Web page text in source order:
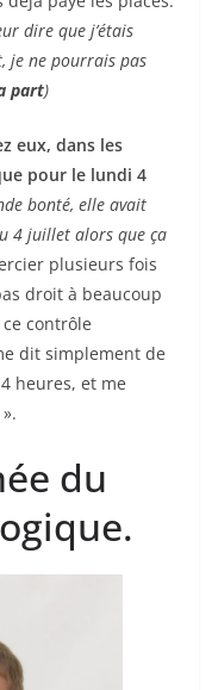
dire que j’étais
je ne pourrais pas
part)
eux, dans les
pour le lundi 4
bonté, elle avait
4 juillet alors que ça
plusieurs fois
droit à beaucoup
contrôle
dit simplement de
heures, et me
du